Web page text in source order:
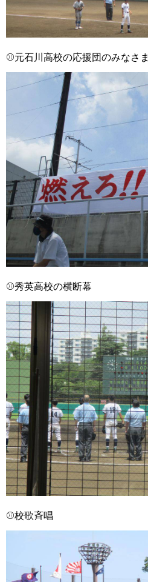
⚾元石川高校の応援団のみなさま
⚾秀英高校の横断幕
⚾校歌斉唱